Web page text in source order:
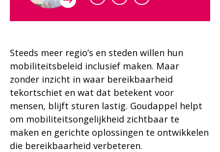
Steeds meer regio’s en steden willen hun
mobiliteitsbeleid inclusief maken. Maar
zonder inzicht in waar bereikbaarheid
tekortschiet en wat dat betekent voor
mensen, blijft sturen lastig. Goudappel helpt
om mobiliteitsongelijkheid zichtbaar te
maken en gerichte oplossingen te ontwikkelen
die bereikbaarheid verbeteren.
bvuffelen@goudappel.nl
+31 (0)6 29 65 50 69
Bekijk mijn profiel